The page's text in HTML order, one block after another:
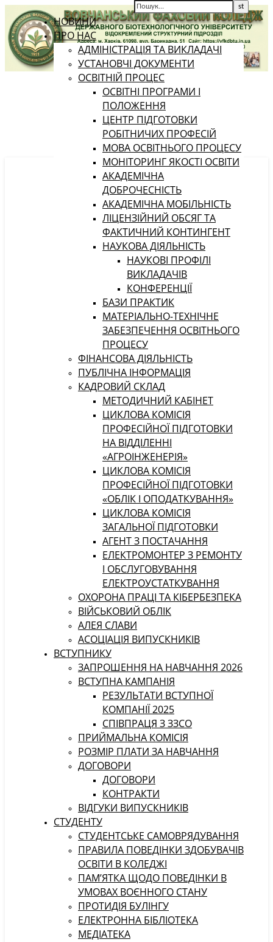
НОВИНИ
ПРО НАС
АДМІНІСТРАЦІЯ ТА ВИКЛАДАЧІ
УСТАНОВЧІ ДОКУМЕНТИ
ОСВІТНІЙ ПРОЦЕС
ОСВІТНІ ПРОГРАМИ І
ПОЛОЖЕННЯ
ЦЕНТР ПІДГОТОВКИ
РОБІТНИЧИХ ПРОФЕСІЙ
МОВА ОСВІТНЬОГО ПРОЦЕСУ
МОНІТОРИНГ ЯКОСТІ ОСВІТИ
АКАДЕМІЧНА
ДОБРОЧЕСНІСТЬ
АКАДЕМІЧНА МОБІЛЬНІСТЬ
ЛІЦЕНЗІЙНИЙ ОБСЯГ ТА
ФАКТИЧНИЙ КОНТИНГЕНТ
НАУКОВА ДІЯЛЬНІСТЬ
НАУКОВІ ПРОФІЛІ
ВИКЛАДАЧІВ
КОНФЕРЕНЦІЇ
БАЗИ ПРАКТИК
МАТЕРІАЛЬНО-ТЕХНІЧНЕ
ЗАБЕЗПЕЧЕННЯ ОСВІТНЬОГО
ПРОЦЕСУ
ФІНАНСОВА ДІЯЛЬНІСТЬ
ПУБЛІЧНА ІНФОРМАЦІЯ
КАДРОВИЙ СКЛАД
МЕТОДИЧНИЙ КАБІНЕТ
ЦИКЛОВА КОМІСІЯ
ПРОФЕСІЙНОЇ ПІДГОТОВКИ
НА ВІДДІЛЕННІ
«АГРОІНЖЕНЕРІЯ»
ЦИКЛОВА КОМІСІЯ
ПРОФЕСІЙНОЇ ПІДГОТОВКИ
«ОБЛІК І ОПОДАТКУВАННЯ»
ЦИКЛОВА КОМІСІЯ
ЗАГАЛЬНОЇ ПІДГОТОВКИ
АГЕНТ З ПОСТАЧАННЯ
ЕЛЕКТРОМОНТЕР З РЕМОНТУ
І ОБСЛУГОВУВАННЯ
ЕЛЕКТРОУСТАТКУВАННЯ
ОХОРОНА ПРАЦІ ТА КІБЕРБЕЗПЕКА
ВІЙСЬКОВИЙ ОБЛІК
АЛЕЯ СЛАВИ
АСОЦІАЦІЯ ВИПУСКНИКІВ
ВСТУПНИКУ
ЗАПРОШЕННЯ НА НАВЧАННЯ 2026
ВСТУПНА КАМПАНІЯ
РЕЗУЛЬТАТИ ВСТУПНОЇ
КОМПАНІЇ 2025
СПІВПРАЦЯ З ЗЗСО
ПРИЙМАЛЬНА КОМІСІЯ
РОЗМІР ПЛАТИ ЗА НАВЧАННЯ
ДОГОВОРИ
ДОГОВОРИ
КОНТРАКТИ
ВІДГУКИ ВИПУСКНИКІВ
СТУДЕНТУ
CТУДЕНТСЬКЕ САМОВРЯДУВАННЯ
ПРАВИЛА ПОВЕДІНКИ ЗДОБУВАЧІВ
ОСВІТИ В КОЛЕДЖІ
ПАМ’ЯТКА ЩОДО ПОВЕДІНКИ В
УМОВАХ ВОЄННОГО СТАНУ
ПРОТИДІЯ БУЛІНГУ
ЕЛЕКТРОННА БІБЛІОТЕКА
МЕДІАТЕКА